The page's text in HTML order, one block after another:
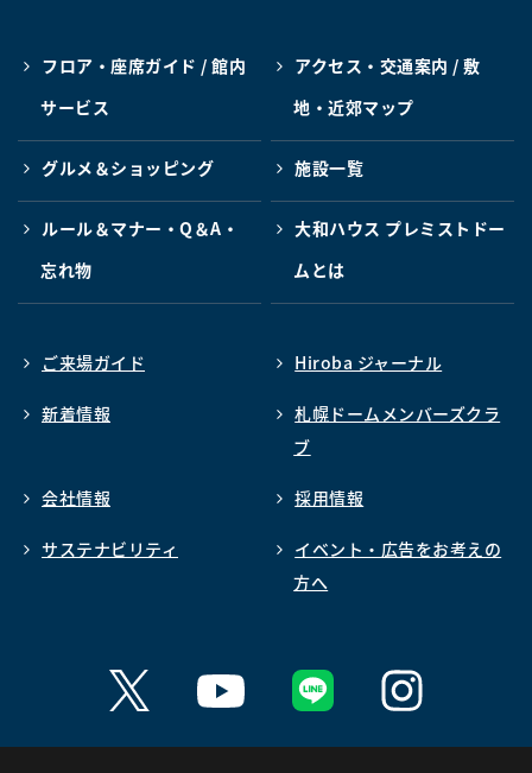
フロア・座席ガイド / 館内
サービス
アクセス・交通案内 / 敷
地・近郊マップ
グルメ＆ショッピング 施設一覧
ルール＆マナー・Q＆A・
忘れ物
大和ハウス プレミストドー
ムとは
ご来場ガイド Hiroba ジャーナル
新着情報
札幌ドームメンバーズクラ
ブ
会社情報 採用情報
サステナビリティ
イベント・広告をお考えの
方へ